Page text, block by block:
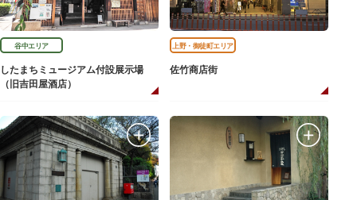
谷中エリア
したまちミュージアム付設展示場
（旧吉田屋酒店）
上野・御徒町エリア
佐竹商店街